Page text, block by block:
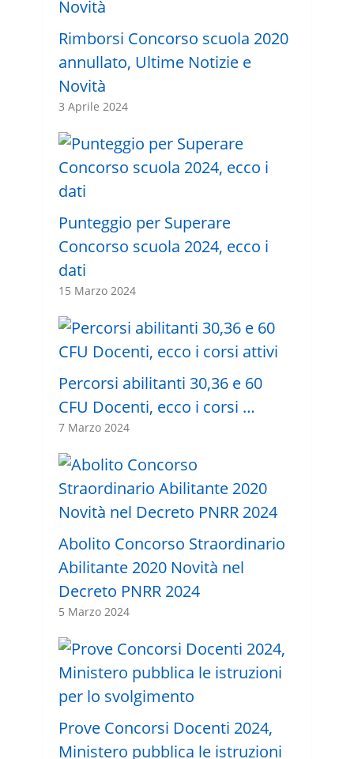
Rimborsi Concorso scuola 2020
annullato, Ultime Notizie e
Novità
3 Aprile 2024
Punteggio per Superare
Concorso scuola 2024, ecco i
dati
15 Marzo 2024
Percorsi abilitanti 30,36 e 60
CFU Docenti, ecco i corsi …
7 Marzo 2024
Abolito Concorso Straordinario
Abilitante 2020 Novità nel
Decreto PNRR 2024
5 Marzo 2024
Prove Concorsi Docenti 2024,
Ministero pubblica le istruzioni